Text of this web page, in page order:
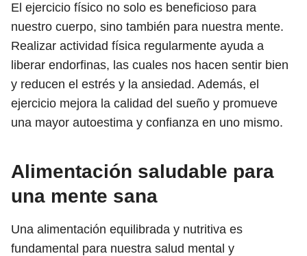
El ejercicio físico no solo es beneficioso para
nuestro cuerpo, sino también para nuestra mente.
Realizar actividad física regularmente ayuda a
liberar endorfinas, las cuales nos hacen sentir bien
y reducen el estrés y la ansiedad. Además, el
ejercicio mejora la calidad del sueño y promueve
una mayor autoestima y confianza en uno mismo.
Alimentación saludable para
una mente sana
Una alimentación equilibrada y nutritiva es
fundamental para nuestra salud mental y